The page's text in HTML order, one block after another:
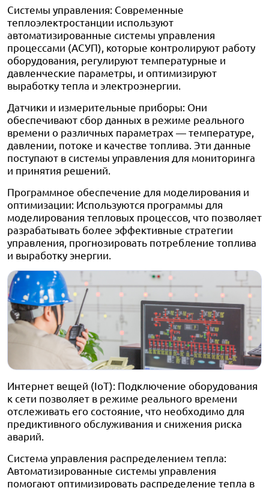
Системы управления: Современные
теплоэлектростанции используют
автоматизированные системы управления
процессами (АСУП), которые контролируют работу
оборудования, регулируют температурные и
давленческие параметры, и оптимизируют
выработку тепла и электроэнергии.
Датчики и измерительные приборы: Они
обеспечивают сбор данных в режиме реального
времени о различных параметрах — температуре,
давлении, потоке и качестве топлива. Эти данные
поступают в системы управления для мониторинга
и принятия решений.
Программное обеспечение для моделирования и
оптимизации: Используются программы для
моделирования тепловых процессов, что позволяет
разрабатывать более эффективные стратегии
управления, прогнозировать потребление топлива
и выработку энергии.
Интернет вещей (IoT): Подключение оборудования
к сети позволяет в режиме реального времени
отслеживать его состояние, что необходимо для
предиктивного обслуживания и снижения риска
аварий.
Система управления распределением тепла:
Автоматизированные системы управления
помогают оптимизировать распределение тепла в